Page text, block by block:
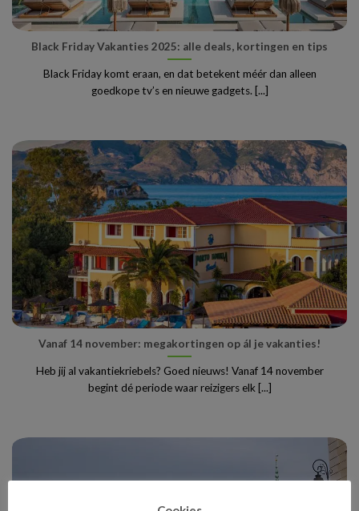
Black Friday Vakanties 2025: alle deals, kortingen en tips
Black Friday komt eraan, en dat betekent méér dan alleen
goedkope tv’s en nieuwe gadgets. [...]
Vanaf 14 november: megakortingen op ál je vakanties!
Heb jij al vakantiekriebels? Goed nieuws! Vanaf 14 november
begint dé periode waar reizigers elk [...]